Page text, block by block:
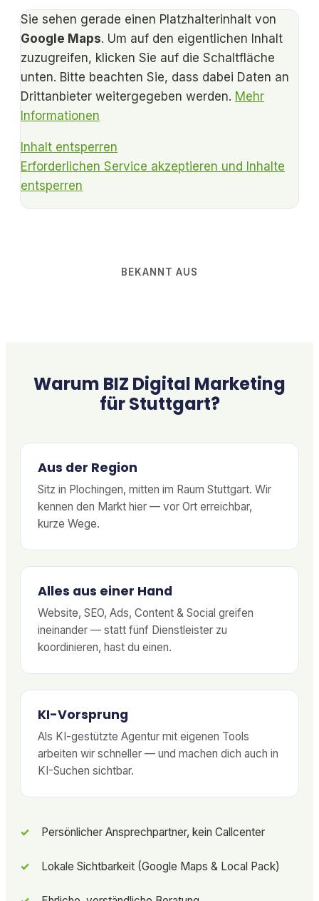
Sie sehen gerade einen Platzhalterinhalt von
Google Maps. Um auf den eigentlichen Inhalt
zuzugreifen, klicken Sie auf die Schaltfläche
unten. Bitte beachten Sie, dass dabei Daten an
Drittanbieter weitergegeben werden. Mehr
Informationen
Inhalt entsperren
Erforderlichen Service akzeptieren und Inhalte
entsperren
BEKANNT AUS
Warum BIZ Digital Marketing
für Stuttgart?
Aus der Region
Sitz in Plochingen, mitten im Raum Stuttgart. Wir
kennen den Markt hier — vor Ort erreichbar,
kurze Wege.
Alles aus einer Hand
Website, SEO, Ads, Content & Social greifen
ineinander — statt fünf Dienstleister zu
koordinieren, hast du einen.
KI-Vorsprung
Als KI-gestützte Agentur mit eigenen Tools
arbeiten wir schneller — und machen dich auch in
KI-Suchen sichtbar.
Persönlicher Ansprechpartner, kein Callcenter
Lokale Sichtbarkeit (Google Maps & Local Pack)